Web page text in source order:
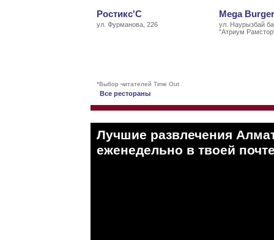
Ростикс'С
ул. Фурманова, 226
Mega Burger
ул. Наурызбай
"Атриум
*Выбор читателей Time Out
Все рестораны
Лучшие развлечения
eженедельно в твоей